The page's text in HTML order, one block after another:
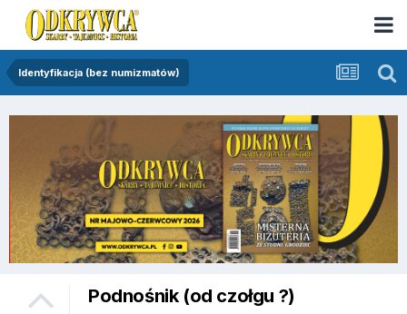
Identyfikacja (bez numizmatów)
Podnośnik (od czołgu ?)